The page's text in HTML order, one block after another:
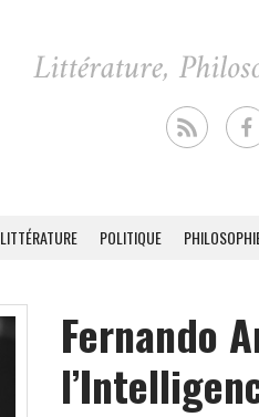
LITTÉRATURE POLITIQUE
Fernando